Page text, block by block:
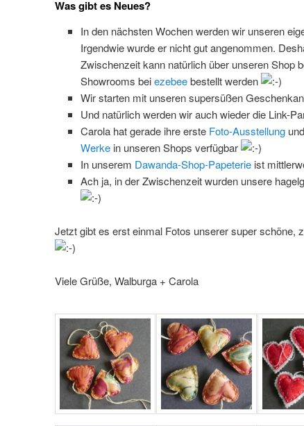
Was gibt es Neues?
In den nächsten Wochen werden wir unseren
Irgendwie wurde er nicht gut angenommen.
Zwischenzeit kann natürlich über unseren Shop
Showrooms beiezebeebestellt werden
Wir starten mit unseren supersüßen
Und natürlich werden wir auch wieder die Link-
Carola hat gerade ihre erste Foto-Ausstellung
Werke in unseren Shops verfügbar
In unserem Dawanda-Shop-Papeterie ist
Ach ja, in der Zwischenzeit wurden unsere
Jetzt gibt es erst einmal Fotos unserer super schöne,
Viele Grüße, Walburga + Carola